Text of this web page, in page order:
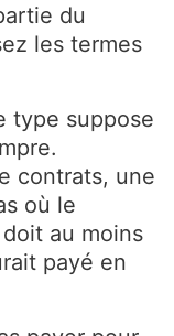
du
les termes
type suppose
contrats, une
où le
au moins
payé en